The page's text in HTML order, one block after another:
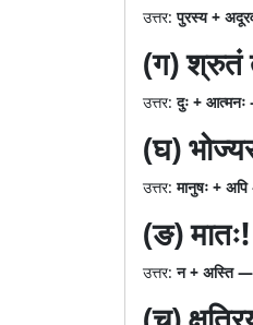
उत्तर:पुरस्य +
(ग) श्रुतं
उत्तर:दुः + आत्मनः
(घ)
उत्तर:मानुषः +
(ङ)
उत्तर:न + अस्ति —